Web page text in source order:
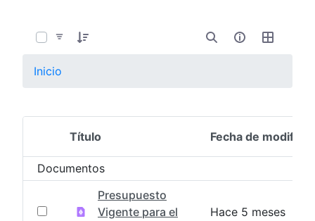
Inicio
Selección del elemento
Título Fecha de
Documentos
Presupuesto
Vigente para el
Hace 5 meses